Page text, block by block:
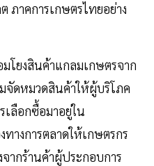
ภาคการเกษตรไทยอย่าง
โยงสินค้าแกลมเกษตรจาก
จัดหมวดสินค้าให้ผู้บริโภค
เลือกซื้อมาอยู่ใน
างการตลาดให้เกษตรกร
ากร้านค้าผู้ประกอบการ